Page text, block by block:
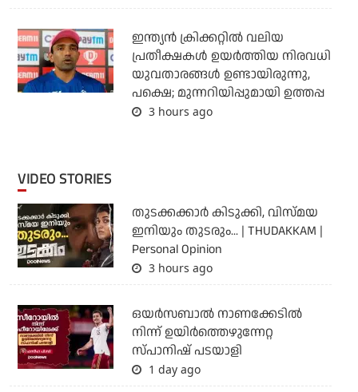
ഇന്ത്യന്‍ ക്രിക്കറ്റില്‍ വലിയ
പ്രതീക്ഷകള്‍ ഉയര്‍ത്തിയ നിരവധി
യുവതാരങ്ങള്‍ ഉണ്ടായിരുന്നു,
പക്ഷെ; മുന്നറിയിപ്പുമായി ഉത്തപ്പ
3 hours ago
VIDEO STORIES
തുടക്കക്കാര്‍ കിടുക്കി, വിസ്മയ
ഇനിയും തുടരും... | THUDAKKAM |
Personal Opinion
3 hours ago
ഒയര്‍സബാൽ നാണക്കേടിൽ
നിന്ന് ഉയിർത്തെഴുന്നേറ്റ
സ്പാനിഷ് പടയാളി
1 day ago